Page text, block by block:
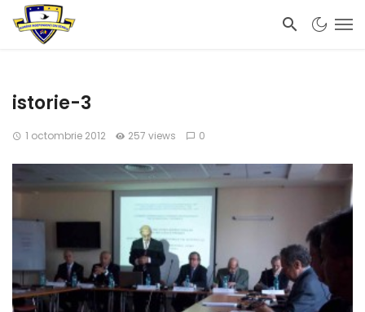
istorie-3
1 octombrie 2012 257 views 0